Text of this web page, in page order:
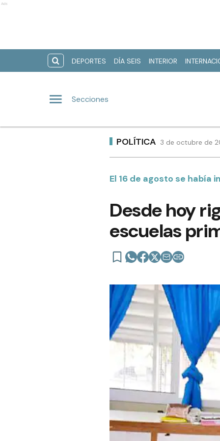
Ads
DEPORTES DÍA SEIS INTERIOR
Secciones
POLÍTICA 3 de octubre de
El 16 de agosto se
Desde hoy
escuelas